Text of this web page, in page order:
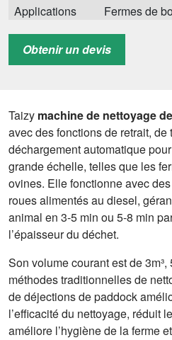
Applications
Fermes de
Obtenir un devis
Taizy machine de nettoyage
avec des fonctions de retrait, de
déchargement automatique
grande échelle, telles que les
ovines. Elle fonctionne avec
roues alimentés au diesel,
animal en 3-5 min ou 5-8 min
l’épaisseur du déchet.
Son volume courant est de 3m³,
méthodes traditionnelles de
de déjections de paddock
l’efficacité du nettoyage, réduit
améliore l’hygiène de la ferme